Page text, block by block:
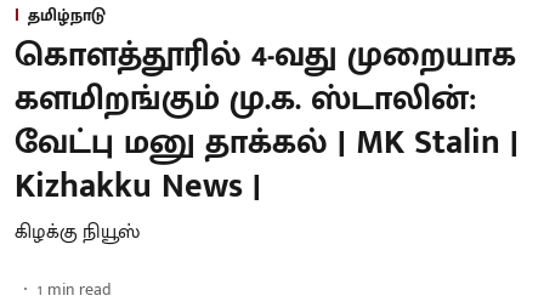
தமிழ்நாடு
கொளத்தூரில் 4-வது முறையாக
களமிறங்கும் மு.க. ஸ்டாலின்:
வேட்பு மனு தாக்கல் | MK Stalin |
Kizhakku News |
கிழக்கு நியூஸ்
1 min read